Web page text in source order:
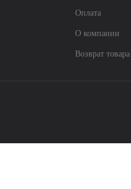
Оплата
О компании
Возврат товара